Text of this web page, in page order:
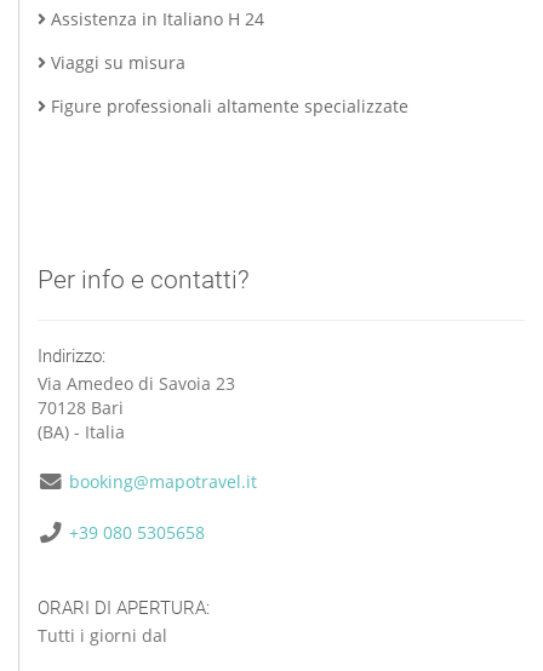
Assistenza in Italiano H 24
Viaggi su misura
Figure professionali altamente specializzate
Per info e contatti?
Indirizzo:
Via Amedeo di Savoia 23
70128 Bari
(BA) - Italia
booking@mapotravel.it
+39 080 5305658
ORARI DI APERTURA:
Tutti i giorni dal